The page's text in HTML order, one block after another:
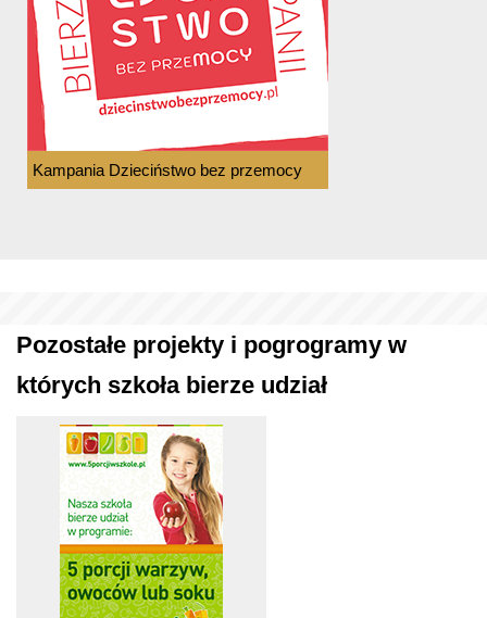
Kampania Dzieciństwo bez przemocy
Pozostałe projekty i pogrogramy w
których szkoła bierze udział